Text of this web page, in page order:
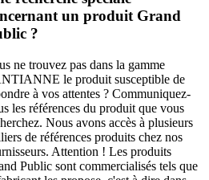
un produit Grand
?
ne trouvez pas dans la gamme
le produit susceptible de
à vos attentes ? Communiquez-
les références du produit que vous
Nous avons accès à plusieurs
de références produits chez nos
Attention ! Les produits
Public sont commercialisés tels que